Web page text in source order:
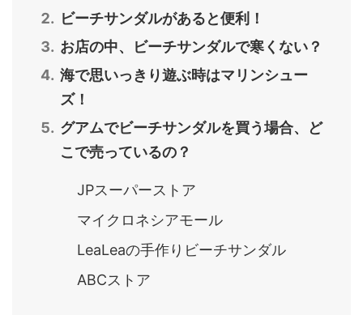
ビーチサンダルがあると便利！
お店の中、ビーチサンダルで寒くない？
海で思いっきり遊ぶ時はマリンシュー
ズ！
グアムでビーチサンダルを買う場合、ど
こで売っているの？
JPスーパーストア
マイクロネシアモール
LeaLeaの手作りビーチサンダル
ABCストア